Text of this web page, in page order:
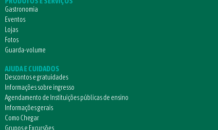
Gastronomia
Eventos
Lojas
Fotos
Guarda-volume
AJUDA E CUIDADOS
Descontos e gratuidades
Informações sobre ingresso
Agendamento de Instituições públicas de ensino
Informações gerais
Como Chegar
Grupos e Excursões